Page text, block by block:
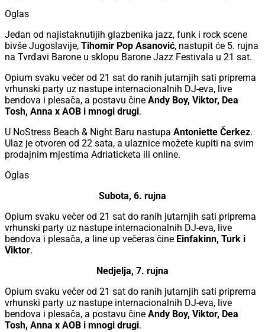
Oglas
Jedan od najistaknutijih glazbenika jazz, funk i rock scene
bivše Jugoslavije, Tihomir Pop Asanović, nastupit će 5. rujna
na Tvrđavi Barone u sklopu Barone Jazz Festivala u 21 sat.
Opium svaku večer od 21 sat do ranih jutarnjih sati priprema
vrhunski party uz nastupe internacionalnih DJ-eva, live
bendova i plesača, a postavu čine Andy Boy, Viktor, Dea
Tosh, Anna x AOB i mnogi drugi.
U NoStress Beach & Night Baru nastupa Antoniette Čerkez.
Ulaz je otvoren od 22 sata, a ulaznice možete kupiti na svim
prodajnim mjestima Adriaticketa ili online.
Oglas
Subota, 6. rujna
Opium svaku večer od 21 sat do ranih jutarnjih sati priprema
vrhunski party uz nastupe internacionalnih DJ-eva, live
bendova i plesača, a line up večeras čine Einfakinn, Turk i
Viktor.
Nedjelja, 7. rujna
Opium svaku večer od 21 sat do ranih jutarnjih sati priprema
vrhunski party uz nastupe internacionalnih DJ-eva, live
bendova i plesača, a postavu čine Andy Boy, Viktor, Dea
Tosh, Anna x AOB i mnogi drugi.